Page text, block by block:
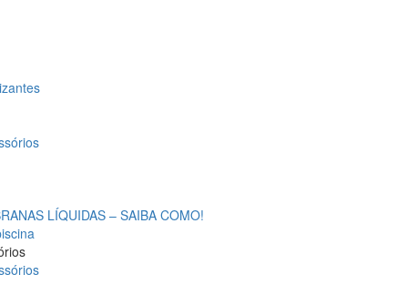
LÍQUIDAS – SAIBA COMO!